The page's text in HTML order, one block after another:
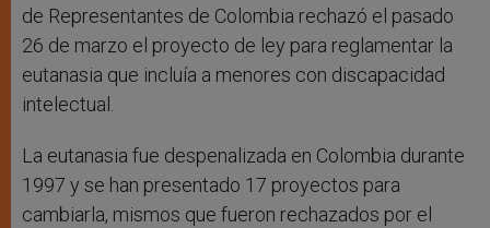
de Representantes de Colombia rechazó el pasado
26 de marzo el proyecto de ley para reglamentar la
eutanasia que incluía a menores con discapacidad
intelectual.
La eutanasia fue despenalizada en Colombia durante
1997 y se han presentado 17 proyectos para
cambiarla, mismos que fueron rechazados por el